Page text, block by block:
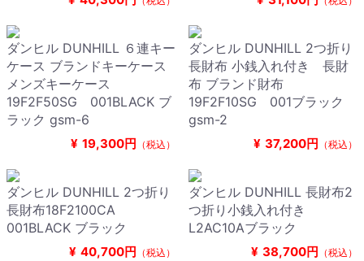
ダンヒル DUNHILL ６連キー
ケース ブランドキーケース
メンズキーケース
19F2F50SG 001BLACK ブ
ラック gsm-6
¥ 19,300円 （税込）
ダンヒル DUNHILL 2つ折り
長財布 小銭入れ付き 長財
布 ブランド財布
19F2F10SG 001ブラック
gsm-2
¥ 37,200円 （税込）
ダンヒル DUNHILL 2つ折り
長財布18F2100CA
001BLACK ブラック
¥ 40,700円 （税込）
ダンヒル DUNHILL 長財布2
つ折り小銭入れ付き
L2AC10Aブラック
¥ 38,700円 （税込）